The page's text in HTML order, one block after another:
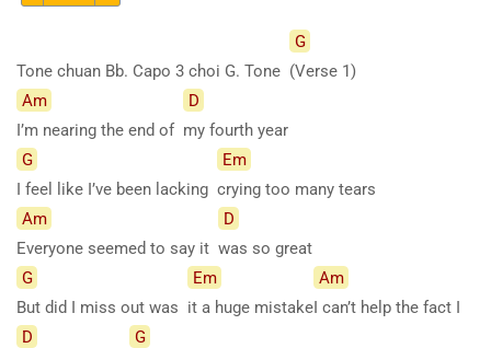
Tone chuan Bb. Capo 3 choi G. Tone
G
(Verse 1)
Am
I’m nearing the end of
D
my fourth year
G
I feel like I’ve been lacking
Em
crying too many tears
Am
Everyone seemed to say it
D
was so great
G
But did I miss out was
Em
it a huge mistake
Am
I can’t help the fact I
D
G